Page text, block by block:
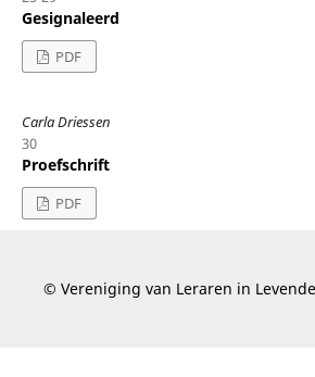
Gesignaleerd
PDF
Carla Driessen
30
Proefschrift
PDF
© Vereniging van Leraren in